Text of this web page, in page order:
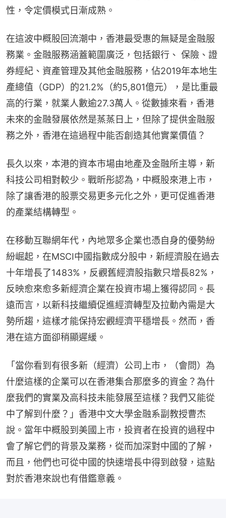
性，令定價模式日漸成熟。
在這波中概股回流潮中，香港最受惠的無疑是金融服
務業。金融服務涵蓋範圍廣泛，包括銀行、 保險、證
券經紀、資產管理及其他金融服務，佔2019年本地生
產總值（GDP）的21.2%（約5,801億元），是比重最
高的行業，就業人數逾27.3萬人。從數據來看，香港
未來的金融發展依然是蒸蒸日上，但除了提供金融服
務之外，香港在這過程中能否創造其他實業價值？
長久以來，本港的資本市場由地產及金融所主導，新
科技公司相對較少。戰昕彤認為，中概股來港上市，
除了讓香港的股票交易更多元化之外，更可促進香港
的產業結構轉型。
在移動互聯網年代，內地眾多企業也憑自身的優勢紛
紛崛起，在MSCI中國指數成分股中，新經濟股在過去
十年增長了1483%，反觀舊經濟股指數只增長82%，
反映愈來愈多新經濟企業在投資市場上獲得認同。長
遠而言，以新科技繼續促進經濟轉型及拉動內需是大
勢所趨，這樣才能保持宏觀經濟平穩增長。然而，香
港在這方面卻稍顯遲緩。
「當你看到有很多新（經濟）公司上市，（會問）為
什麼這樣的企業可以在香港集合那麼多的資金？為什
麼我們的實業及高科技未能發展至這樣？我們又能從
中了解到什麼？」香港中文大學金融系副教授曹杰
說。當年中概股到美國上市，投資者在投資的過程中
會了解它們的背景及業務，從而加深對中國的了解，
而且，他們也可從中國的快速增長中得到啟發，這點
對於香港來說也有借鑑意義。